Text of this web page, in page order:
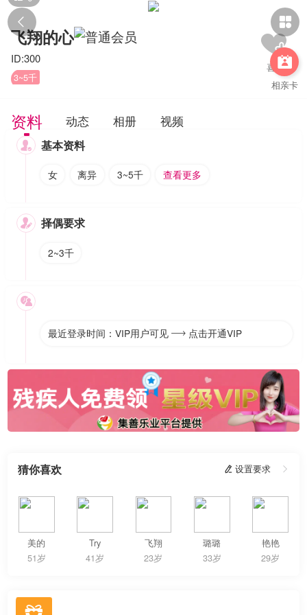
 

相亲卡
飞翔的心
ID:300
3~5千
资料 动态 相册 视频
 基本资料
女 离异 3~5千 查看更多
 择偶要求
2~3千

最近登录时间：VIP用户可见  点击开通VIP
猜你喜欢  设置要求 
美的
51岁
Try
41岁
飞翔
23岁
璐璐
33岁
艳艳
29岁